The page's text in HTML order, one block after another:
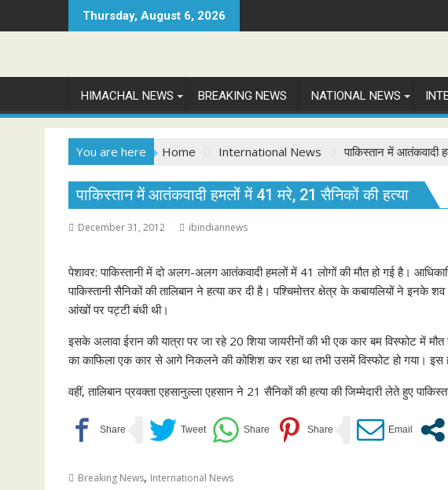
to
Thursday, August 6, 2026
HIMACHAL NEWS BREAKING NEWS NATIONAL NEWS
You are here Home International News पाकिस्तान में आतंकवादी
पाकिस्तान में आतंकवादी हमलों में 41 मरे, 21 सैनिकों की हत्या
December 31, 2012 ibindiannews
पेशावर: पाकिस्तानी में दो अलग-अलग आतंकवादी हमलों में 41 लोगों की मौत हो गई है।
पाकिस्तानी सैनिकों की तालिबान ने हत्या कर दी है। पश्चिमोत्तर क्षेत्र के कबायलियों ने
आंखों पर पट्टी बंधी थी।
इसके अलावा ईरान की यात्रा पर जा रहे 20 शिया जायरीनों की भी एक कार बम विस्फोट में
का काफिला एक कार से आगे निकलने की कोशिश कर रहा था तभी उसमें विस्फोट हो गया।
वहीं, तालिबान प्रवक्ता एहसानुल्ला एहसान ने 21 सैनिकों की हत्या की जिम्मेदारी लेते हुए
Breaking News, International News